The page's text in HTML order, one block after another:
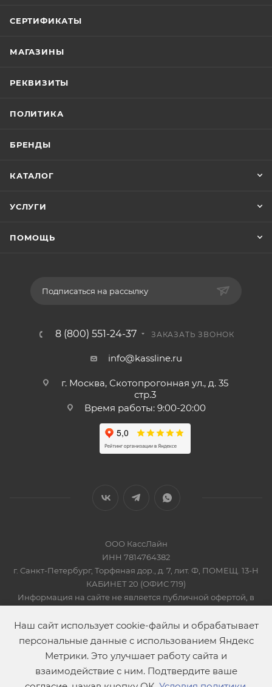
СЕРТИФИКАТЫ
МАГАЗИНЫ
РЕКВИЗИТЫ
ПОЛИТИКА
БРЕНДЫ
КАТАЛОГ
УСЛУГИ
ПОМОЩЬ
Подписаться на рассылку
8 (800) 551-24-37 ЗАКАЗАТЬ ЗВОНОК
info@kassline.ru
г. Москва, Скотопрогонная ул., д. 35
стр.3
Время работы: 9:00-20:00
ООО КассЛайн
ИНН 7814764382
г. Санкт-Петербург, Торфяная дор., д. 7, лит. Ф, ПОМЕЩ. 13-Н
КАБИНЕТ 20 (ОФИС 719)
Информация на сайте не является публичной офертой, в
2019-2026 © КАССЛАЙН
Наш сайт использует cookie-файлы и обрабатывает
персональные данные с использованием Яндекс
Метрики. Это улучшает работу сайта и
взаимодействие с ним. Подтвердите ваше